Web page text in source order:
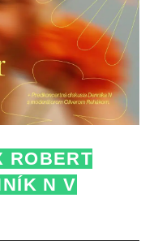
ROBERT
N V